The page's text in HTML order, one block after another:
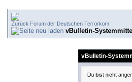
Forum der Deutschen Terrorkom
vBulletin-
vBulletin-
Du bist nicht